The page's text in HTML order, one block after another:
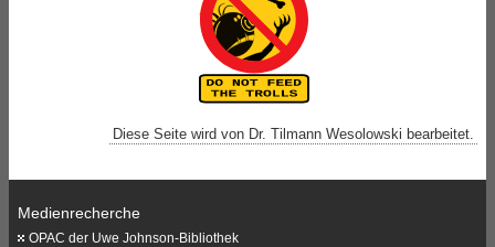
Diese Seite wird von Dr. Tilmann Wesolowski bearbeitet.
Medienrecherche
OPAC der Uwe Johnson-Bibliothek